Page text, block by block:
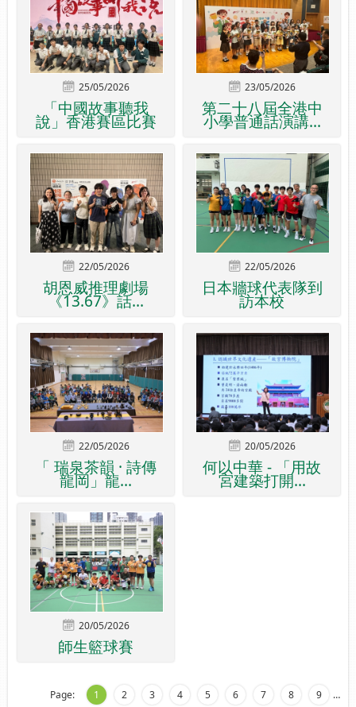
25/05/2026
「中國故事聽我
說」香港賽區比賽
23/05/2026
第二十八屆全港中
小學普通話演講...
22/05/2026
胡恩威推理劇場
《13.67》話...
22/05/2026
日本牆球代表隊到
訪本校
22/05/2026
「 瑞泉茶韻 · 詩傳
龍岡」龍...
20/05/2026
何以中華 - 「用故
宮建築打開...
20/05/2026
師生籃球賽
Page: 1 2 3 4 5 6 7 8 9 …